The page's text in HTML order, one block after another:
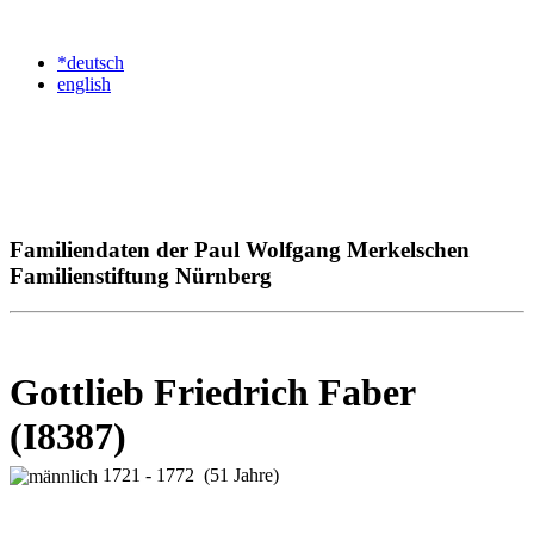
*deutsch
english
Familiendaten der Paul Wolfgang Merkelschen
Familienstiftung Nürnberg
Gottlieb Friedrich Faber
(I8387)
1721 - 1772 (51 Jahre)